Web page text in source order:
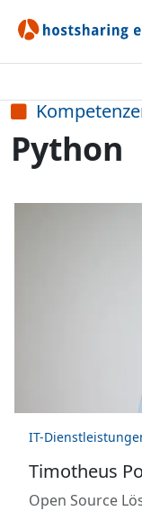
Python
IT-
Timotheus
Open Source